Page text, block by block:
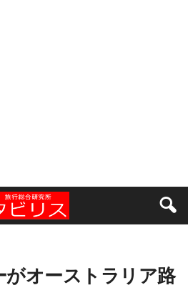
がオーストラリア路